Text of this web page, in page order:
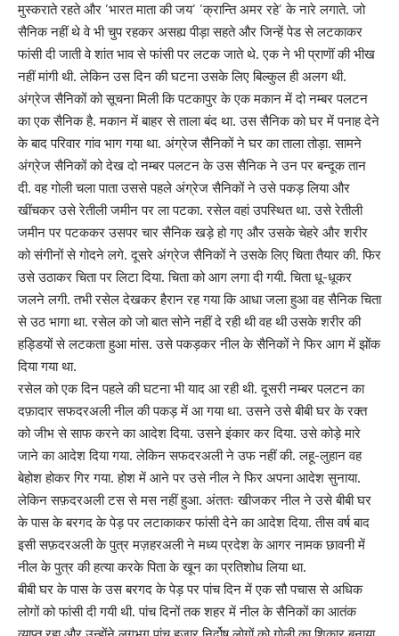
मुस्कराते रहते और ’भारत माता की जय’ ’क्रान्ति अमर रहे’ के नारे लगाते. जो
सैनिक नहीं थे वे भी चुप रहकर असह्य पीड़ा सहते और जिन्हें पेड से लटकाकर
फांसी दी जाती वे शांत भाव से फांसी पर लटक जाते थे. एक ने भी प्राणॊं की भीख
नहीं मांगी थी. लेकिन उस दिन की घटना उसके लिए बिल्कुल ही अलग थी.
अंग्रेज सैनिकों को सूचना मिली कि पटकापुर के एक मकान में दो नम्बर पलटन
का एक सैनिक है. मकान में बाहर से ताला बंद था. उस सैनिक को घर में पनाह देने
के बाद परिवार गांव भाग गया था. अंग्रेज सैनिकों ने घर का ताला तोड़ा. सामने
अंग्रेज सैनिकों को देख दो नम्बर पलटन के उस सैनिक ने उन पर बन्दूक तान
दी. वह गोली चला पाता उससे पहले अंग्रेज सैनिकों ने उसे पकड़ लिया और
खींचकर उसे रेतीली जमीन पर ला पटका. रसेल वहां उपस्थित था. उसे रेतीली
जमीन पर पटककर उसपर चार सैनिक खड़े हो गए और उसके चेहरे और शरीर
को संगीनों से गोदने लगे. दूसरे अंग्रेज सैनिकों ने उसके लिए चिता तैयार की. फिर
उसे उठाकर चिता पर लिटा दिया. चिता को आग लगा दी गयी. चिता धू-धूकर
जलने लगी. तभी रसेल देखकर हैरान रह गया कि आधा जला हुआ वह सैनिक चिता
से उठ भागा था. रसेल को जो बात सोने नहीं दे रही थी वह थी उसके शरीर की
हड्डियों से लटकता हुआ मांस. उसे पकड़कर नील के सैनिकों ने फिर आग में झोंक
दिया गया था.
रसेल को एक दिन पहले की घटना भी याद आ रही थी. दूसरी नम्बर पलटन का
दफ़ादार सफदरअली नील की पकड़ में आ गया था. उसने उसे बीबी घर के रक्त
को जीभ से साफ करने का आदेश दिया. उसने इंकार कर दिया. उसे कोड़े मारे
जाने का आदेश दिया गया. लेकिन सफदरअली ने उफ नहीं की. लहू-लुहान वह
बेहोश होकर गिर गया. होश में आने पर उसे नील ने फिर अपना आदेश सुनाया.
लेकिन सफ़दरअली टस से मस नहीं हुआ. अंततः खीजकर नील ने उसे बीबी घर
के पास के बरगद के पेड़ पर लटाकाकर फांसी देने का आदेश दिया. तीस वर्ष बाद
इसी सफ़दरअली के पुत्र मज़हरअली ने मध्य प्रदेश के आगर नामक छावनी में
नील के पुत्र की हत्या करके पिता के खून का प्रतिशोध लिया था.
बीबी घर के पास के उस बरगद के पेड़ पर पांच दिन में एक सौ पचास से अधिक
लोगों को फांसी दी गयी थी. पांच दिनों तक शहर में नील के सैनिकों का आतंक